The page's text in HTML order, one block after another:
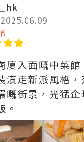
廈入面嘅中菜館
潢走新派風格，
嘅街景，光猛
。